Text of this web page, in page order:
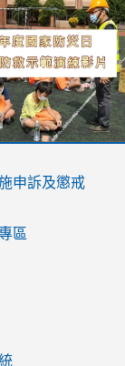
stes.tyc.edu.tw/
file/d/
file/d/
watch?
watch?
watch?
申訴及懲戒
區